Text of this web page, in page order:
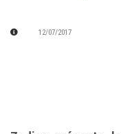
12/07/2017